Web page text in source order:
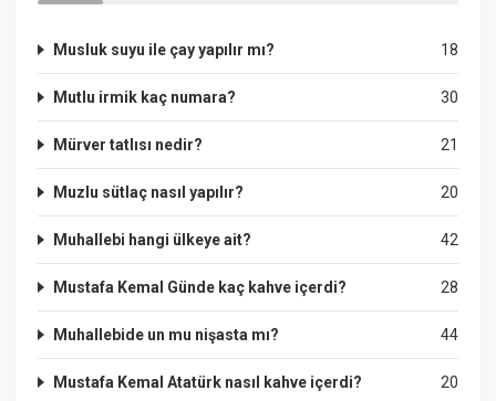
18
Musluk suyu ile çay yapılır mı?
30
Mutlu irmik kaç numara?
21
Mürver tatlısı nedir?
20
Muzlu sütlaç nasıl yapılır?
42
Muhallebi hangi ülkeye ait?
28
Mustafa Kemal Günde kaç kahve içerdi?
44
Muhallebide un mu nişasta mı?
20
Mustafa Kemal Atatürk nasıl kahve içerdi?